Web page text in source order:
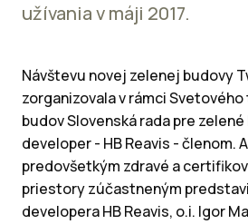
užívania v máji 2017.
Návštevu novej zelenej budovy
zorganizovala v rámci
budov Slovenská rada pre
developer - HB Reavis - členom.
predovšetkým zdravé a
priestory zúčastneným
developera HB Reavis, o.i. Igor